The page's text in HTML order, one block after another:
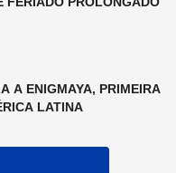
A ENIGMAYA, PRIMEIRA
LATINA